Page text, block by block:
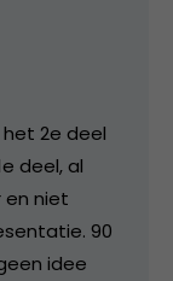
het 2e deel
deel, al
niet
90
idee